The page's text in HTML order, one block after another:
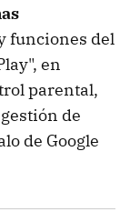
funciones del
en
parental,
de
de Google